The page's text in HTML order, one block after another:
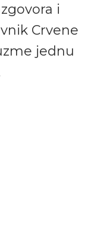
i
Crvene
jednu